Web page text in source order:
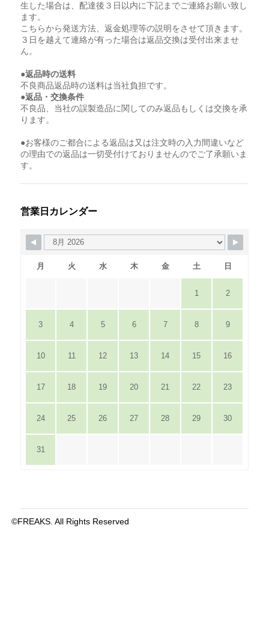
生した場合は、配達後３日以内に下記までご連絡お願い致し
ます。
こちらから発送方法、返金処理等の説明をさせて頂きます。
３日を越えて連絡が有った場合は返品交換は受付出来ませ
ん。
●返品時の送料
不良商品返品時の送料は当社負担です。
●返品・交換条件
不良品、当社の誤製造品に関してのみ返品もしくは交換を承
ります。
●お客様のご都合による返品は又は注文時の入力間違いなど
の理由での返品は一切受付けておりませんのでご了承願いま
す。
営業日カレンダー
月 火 水 木 金 土 日
1 2
3 4 5 6 7 8 9
10 11 12 13 14 15 16
17 18 19 20 21 22 23
24 25 26 27 28 29 30
31
©FREAKS. All Rights Reserved